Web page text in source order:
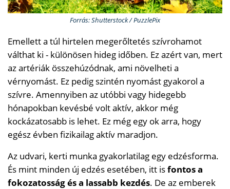
Forrás: Shutterstock / PuzzlePix
Emellett a túl hirtelen megerőltetés szívrohamot
válthat ki - különösen hideg időben. Ez azért van, mert
az artériák összehúzódnak, ami növelheti a
vérnyomást. Ez pedig szintén nyomást gyakorol a
szívre. Amennyiben az utóbbi vagy hidegebb
hónapokban kevésbé volt aktív, akkor még
kockázatosabb is lehet. Ez még egy ok arra, hogy
egész évben fizikailag aktív maradjon.
Az udvari, kerti munka gyakorlatilag egy edzésforma.
És mint minden új edzés esetében, itt isfontos a
fokozatosság és a lassabb kezdés. De az emberek